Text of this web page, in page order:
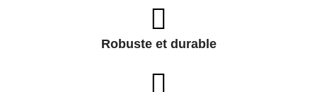
Robuste et durable